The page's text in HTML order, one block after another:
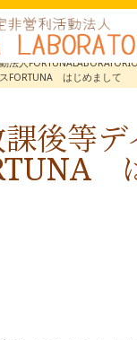
人
FORTUNA はじめまして
後等デ